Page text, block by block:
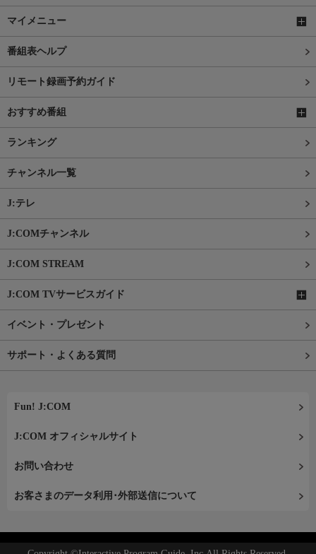
マイメニュー
番組表ヘルプ
リモート録画予約ガイド
おすすめ番組
ランキング
チャンネル一覧
J:テレ
J:COMチャンネル
J:COM STREAM
J:COM TVサービスガイド
イベント・プレゼント
サポート・よくある質問
Fun! J:COM
J:COM オフィシャルサイト
お問い合わせ
お客さまのデータ利用･外部送信について